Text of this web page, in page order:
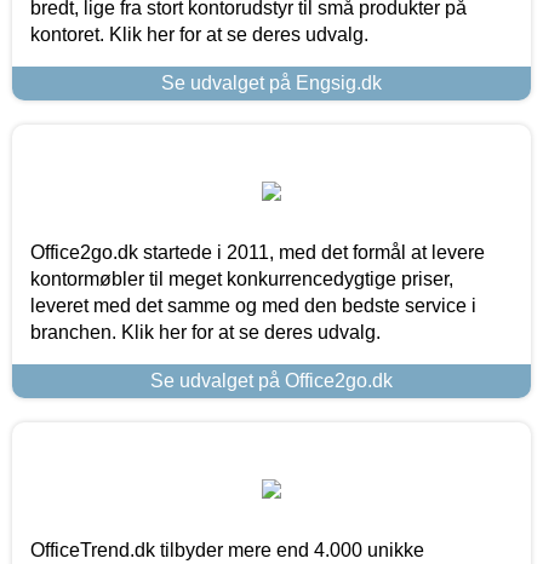
bredt, lige fra stort kontorudstyr til små produkter på
kontoret. Klik her for at se deres udvalg.
Se udvalget på Engsig.dk
Office2go.dk startede i 2011, med det formål at levere
kontormøbler til meget konkurrencedygtige priser,
leveret med det samme og med den bedste service i
branchen. Klik her for at se deres udvalg.
Se udvalget på Office2go.dk
OfficeTrend.dk tilbyder mere end 4.000 unikke